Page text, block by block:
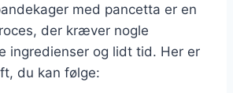
med pancetta er en
der kræver nogle
ingredienser og lidt tid. Her er
du kan følge: